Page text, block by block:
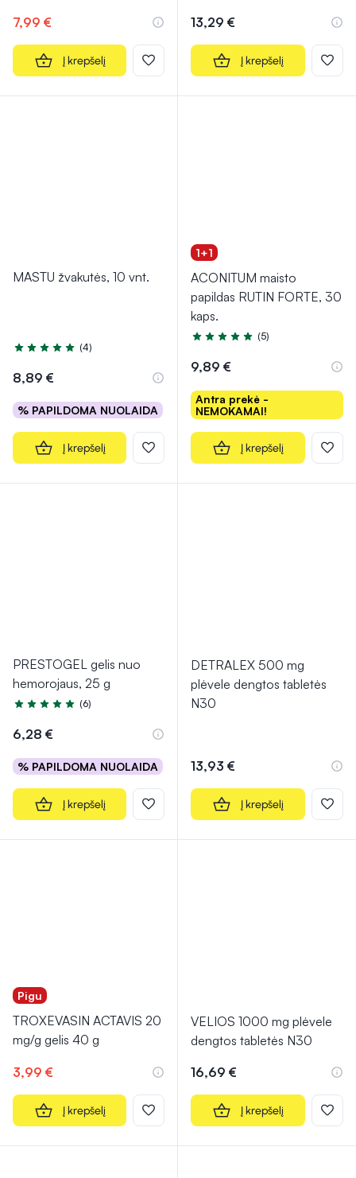
7,99 €
Į krepšelį
13,29 €
Į krepšelį
MASTU žvakutės, 10 vnt.
Įvertinimas 4.5 iš 5
(4)
8,89 €
% PAPILDOMA NUOLAIDA
Į krepšelį
1+1
ACONITUM maisto
papildas RUTIN FORTE, 30
kaps.
Įvertinimas 5.0 iš 5
(5)
9,89 €
Antra prekė -
NEMOKAMAI!
Į krepšelį
PRESTOGEL gelis nuo
hemorojaus, 25 g
Įvertinimas 4.8 iš 5
(6)
6,28 €
% PAPILDOMA NUOLAIDA
Į krepšelį
DETRALEX 500 mg
plėvele dengtos tabletės
N30
13,93 €
Į krepšelį
Pigu
TROXEVASIN ACTAVIS 20
mg/g gelis 40 g
3,99 €
Į krepšelį
VELIOS 1000 mg plėvele
dengtos tabletės N30
16,69 €
Į krepšelį